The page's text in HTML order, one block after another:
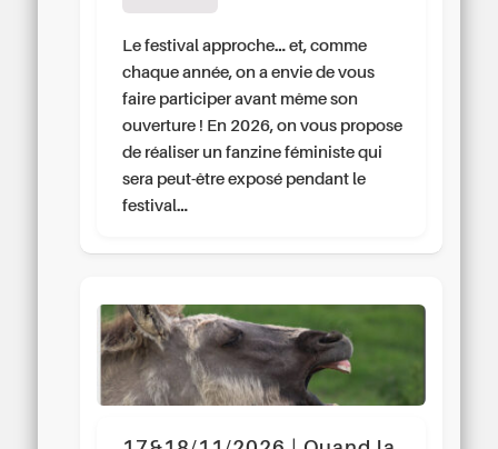
Le festival approche… et, comme
chaque année, on a envie de vous
faire participer avant même son
ouverture ! En 2026, on vous propose
de réaliser un fanzine féministe qui
sera peut-être exposé pendant le
festival…